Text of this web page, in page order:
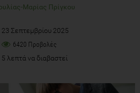
Μαρίας Πρίγκου
23 Σεπτεμβρίου 2025
6420 Προβολές
5 λεπτά να διαβαστεί